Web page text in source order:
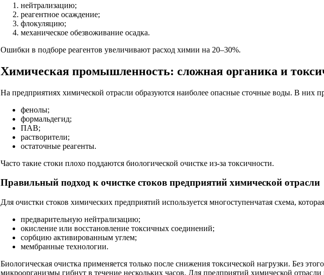
нейтрализацию;
реагентное осаждение;
флокуляцию;
механическое обезвоживание осадка.
Ошибки в подборе реагентов увеличивают расход химии на 20–30%.
Химическая промышленность: сложная органика и
На предприятиях химической отрасли образуются наиболее опасные сточные воды. В них
фенолы;
формальдегид;
ПАВ;
растворители;
остаточные реагенты.
Часто такие стоки плохо поддаются биологической очистке из-за токсичности.
Правильный подход к очистке стоков предприятий химической отрасли
Для очистки стоков химических предприятий используется многоступенчатая схема,
предварительную нейтрализацию;
окисление или восстановление токсичных соединений;
сорбцию активированным углем;
мембранные технологии.
Биологическая очистка применяется только после снижения токсической нагрузки. Без этого
микроорганизмы гибнут в течение нескольких часов. Для предприятий химической